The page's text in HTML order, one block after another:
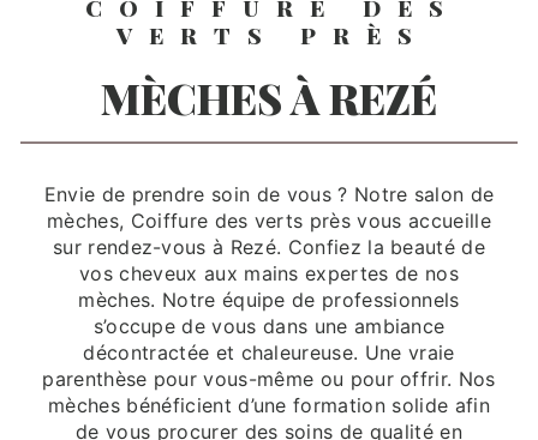
COIFFURE DES
VERTS PRÈS
MÈCHES À REZÉ
Envie de prendre soin de vous ? Notre salon de
mèches, Coiffure des verts près vous accueille
sur rendez-vous à Rezé. Confiez la beauté de
vos cheveux aux mains expertes de nos
mèches. Notre équipe de professionnels
s’occupe de vous dans une ambiance
décontractée et chaleureuse. Une vraie
parenthèse pour vous-même ou pour offrir. Nos
mèches bénéficient d’une formation solide afin
de vous procurer des soins de qualité en